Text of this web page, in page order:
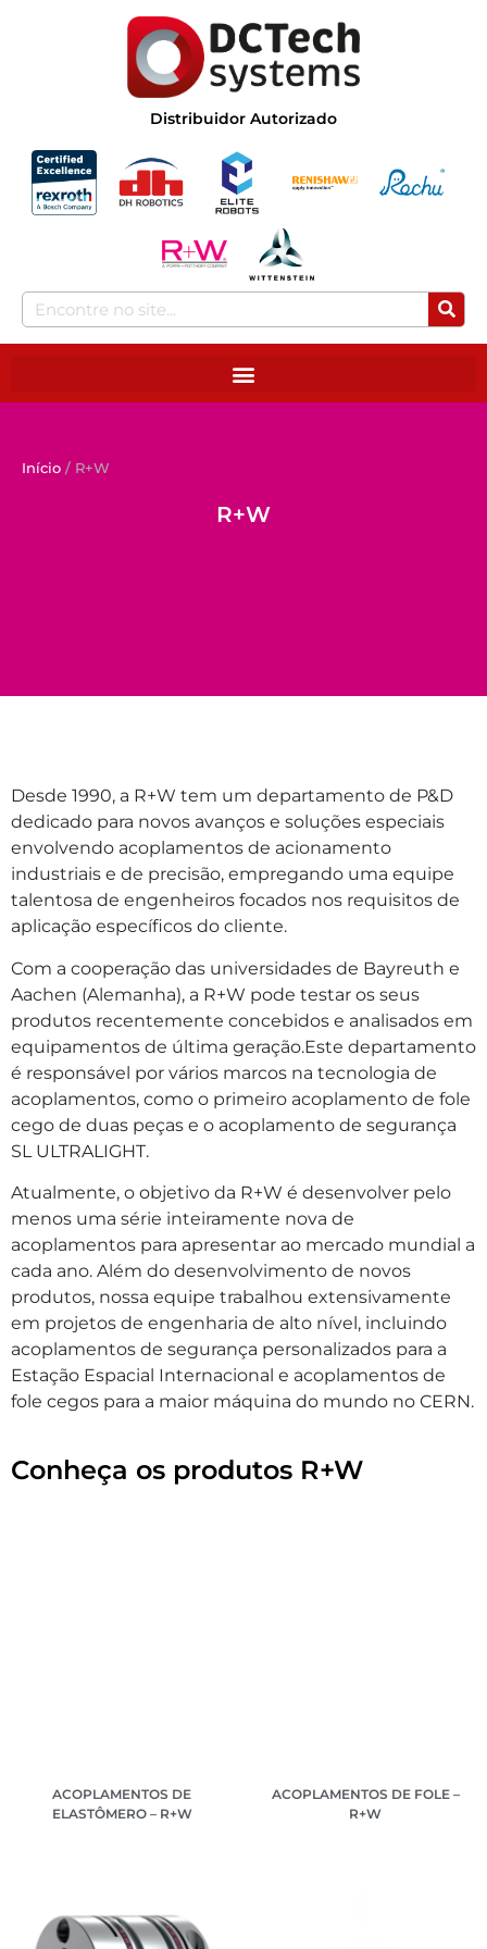
Distribuidor Autorizado
Início / R+W
R+W
Desde 1990, a R+W tem um departamento de P&D
dedicado para novos avanços e soluções especiais
envolvendo acoplamentos de acionamento
industriais e de precisão, empregando uma equipe
talentosa de engenheiros focados nos requisitos de
aplicação específicos do cliente.
Com a cooperação das universidades de Bayreuth e
Aachen (Alemanha), a R+W pode testar os seus
produtos recentemente concebidos e analisados em
equipamentos de última geração.Este departamento
é responsável por vários marcos na tecnologia de
acoplamentos, como o primeiro acoplamento de fole
cego de duas peças e o acoplamento de segurança
SL ULTRALIGHT.
Atualmente, o objetivo da R+W é desenvolver pelo
menos uma série inteiramente nova de
acoplamentos para apresentar ao mercado mundial a
cada ano. Além do desenvolvimento de novos
produtos, nossa equipe trabalhou extensivamente
em projetos de engenharia de alto nível, incluindo
acoplamentos de segurança personalizados para a
Estação Espacial Internacional e acoplamentos de
fole cegos para a maior máquina do mundo no CERN.
Conheça os produtos R+W
ACOPLAMENTOS DE
ELASTÔMERO – R+W
ACOPLAMENTOS DE FOLE –
R+W